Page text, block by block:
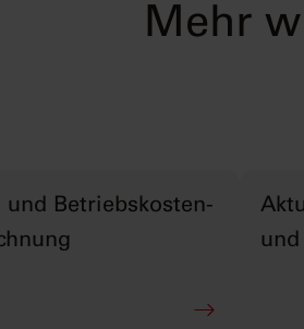
Mehr
und Betriebskosten­